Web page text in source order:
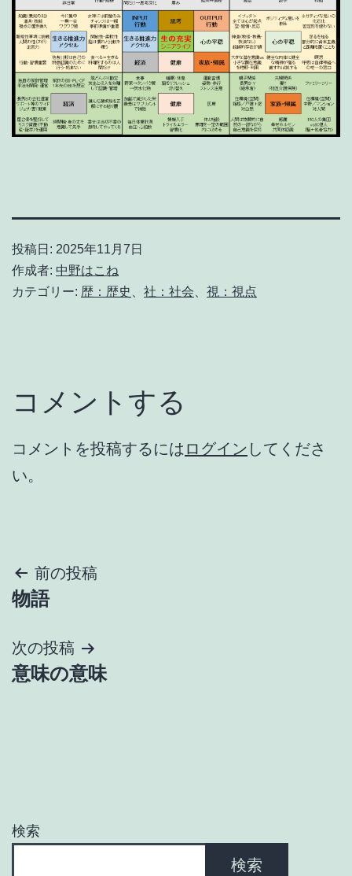
投稿日: 2025年11月7日
作成者: 中野はこね
カテゴリー: 歴：歴史 社：社会 視：視点
コメントする
コメントを投稿するには ログイン してくださ
い。
投
稿
ナ
ビ
ョ
前の投稿
物語
次の投稿
意味の意味
検索
検索